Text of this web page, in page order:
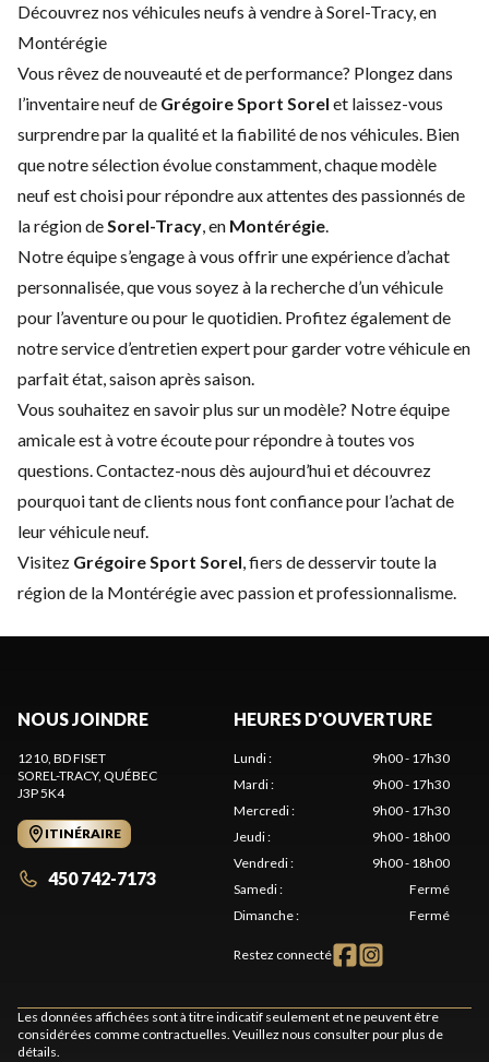
Découvrez nos véhicules neufs à vendre à Sorel-Tracy, en
Montérégie
Vous rêvez de nouveauté et de performance? Plongez dans
l’inventaire neuf de Grégoire Sport Sorel et laissez-vous
surprendre par la qualité et la fiabilité de nos véhicules. Bien
que notre sélection évolue constamment, chaque modèle
neuf est choisi pour répondre aux attentes des passionnés de
la région deSorel-Tracy, en Montérégie.
Notre équipe s’engage à vous offrir une expérience d’achat
personnalisée, que vous soyez à la recherche d’un véhicule
pour l’aventure ou pour le quotidien. Profitez également de
notre service d’entretien expertpour garder votre véhicule en
parfait état, saison après saison.
Vous souhaitez en savoir plus sur un modèle? Notre équipe
amicale est à votre écoute pour répondre à toutes vos
questions.Contactez-nous dès aujourd’hui et découvrez
pourquoi tant de clients nous font confiance pour l’achat de
leur véhicule neuf.
Visitez Grégoire Sport Sorel, fiers de desservir toute la
région de la Montérégie avec passion et professionnalisme.
NOUS JOINDRE
1210, BD FISET
SOREL-TRACY, QUÉBEC
J3P 5K4
ITINÉRAIRE
450 742-7173
HEURES D'OUVERTURE
Lundi:
9h00 - 17h30
Mardi:
9h00 - 17h30
Mercredi:
9h00 - 17h30
Jeudi:
9h00 - 18h00
Vendredi:
9h00 - 18h00
Samedi:
Fermé
Dimanche: Fermé
Restez connecté
Les données affichées sont à titre indicatif seulement et ne peuvent être
considérées comme contractuelles. Veuillez nous consulter pour plus de
détails.